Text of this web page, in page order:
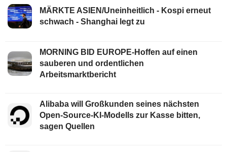
MÄRKTE ASIEN/Uneinheitlich - Kospi erneut
schwach - Shanghai legt zu
MORNING BID EUROPE-Hoffen auf einen
sauberen und ordentlichen
Arbeitsmarktbericht
Alibaba will Großkunden seines nächsten
Open-Source-KI-Modells zur Kasse bitten,
sagen Quellen